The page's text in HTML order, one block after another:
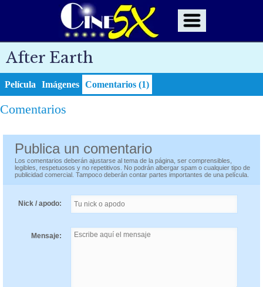
After Earth
Película Imágenes Comentarios (1)
Comentarios
Publica un comentario
Los comentarios deberán ajustarse al tema de la página, ser comprensibles,
legibles, respetuosos y no repetitivos. No podrán albergar spam o cualquier tipo de
publicidad comercial. Tampoco deberán contar partes importantes de una película.
Nick / apodo:
Mensaje: